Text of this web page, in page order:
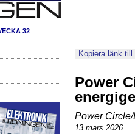
32
Kopiera länk till
Power
Power
13 mars 2026